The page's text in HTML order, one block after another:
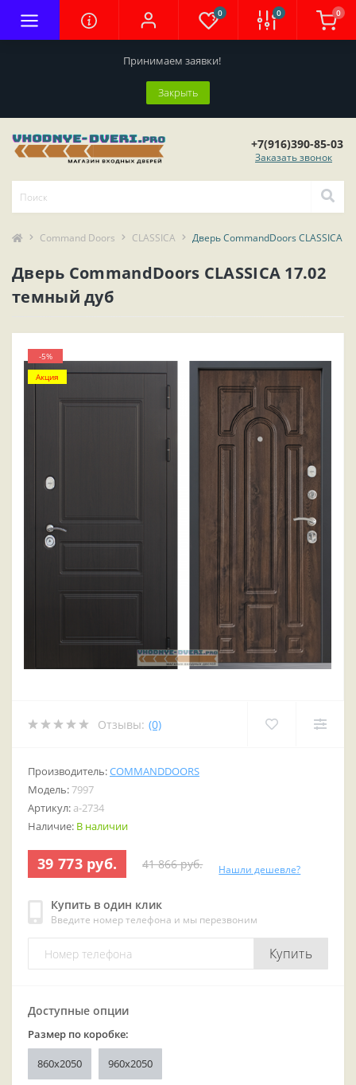
Принимаем заявки!
Закрыть
0 0 0
+7(916)390-85-03
Заказать звонок
Command Doors CLASSICA Дверь CommandDoors CLASSICA
Дверь CommandDoors CLASSICA 17.02
темный дуб
-5%
Акция
Отзывы: (0)
Производитель:COMMANDDOORS
Модель:7997
Артикул: a-2734
Наличие: В наличии
39 773 руб. 41 866 руб. Нашли дешевле?
Купить в один клик
Введите номер телефона и мы перезвоним
Купить
Доступные опции
Размер по коробке:
860х2050 960x2050